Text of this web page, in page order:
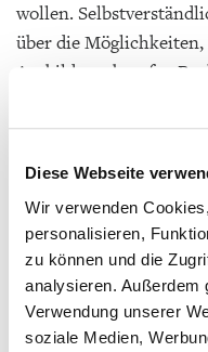
Diese Webseite
Wir verwenden
personalisieren,
zu können und die
analysieren. Außerdem
Verwendung unserer
soziale Medien,
wollen.
über die
Ausbildungsberufe
und für
Download zur
Handelskammer in der